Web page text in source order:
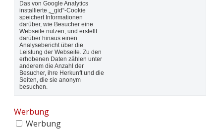
Das von Google Analytics
installierte „_gid“-Cookie
speichert Informationen
darüber, wie Besucher eine
Webseite nutzen, und erstellt
darüber hinaus einen
Analysebericht über die
Leistung der Webseite. Zu den
erhobenen Daten zählen unter
anderem die Anzahl der
Besucher, ihre Herkunft und die
Seiten, die sie anonym
besuchen.
Werbung
Werbung